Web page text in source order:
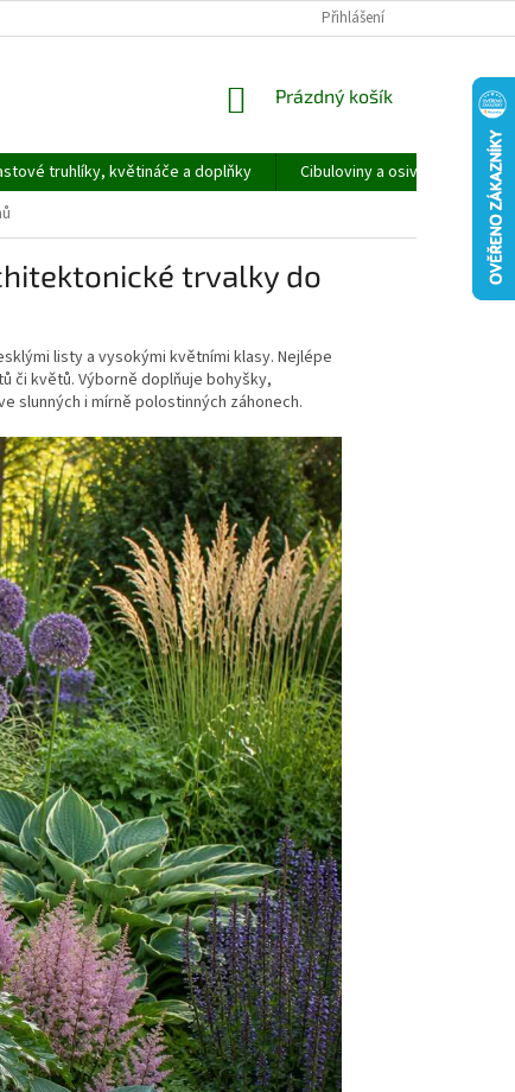
PRO UPLATNĚNÍ REKLAMACE REKLAMAČNÍ ŘÁD
Přihlášení
NÁKUPNÍ
Prázdný košík
truhlíky, květináče a doplňky Cibuloviny a osivo
trvalky do
listy a vysokými květními klasy. Nejlépe
či květů. Výborně doplňuje bohyšky,
slunných i mírně polostinných záhonech.